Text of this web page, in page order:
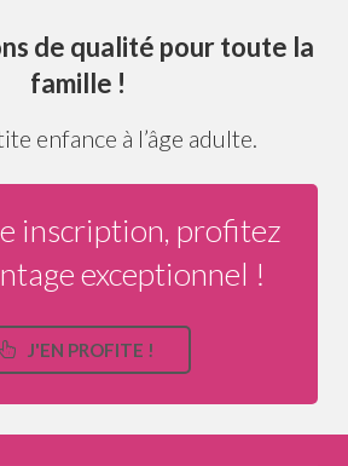
de qualité pour toute la
famille !
enfance à l’âge adulte.
inscription, profitez
exceptionnel !
J'EN PROFITE !